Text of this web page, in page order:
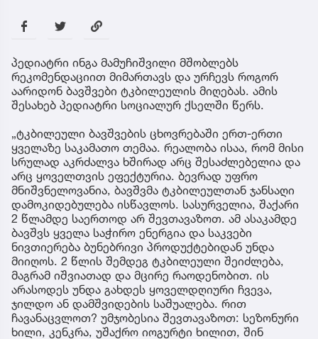
პედიატრი ინგა მამუჩიშვილი მშობლებს
რეკომენდაციით მიმართავს და ურჩევს როგორ
აარიდონ ბავშვები ტკბილეულის მიღებას. ამის
შესახებ პედიატრი სოციალურ ქსელში წერს.
„ტკბილეული ბავშვების ცხოვრებაში ერთ-ერთი
ყველაზე საკამათო თემაა. რეალობა ისაა, რომ მისი
სრულად აკრძალვა ხშირად არც შესაძლებელია და
არც ყოველთვის ეფექტურია. ბევრად უფრო
მნიშვნელოვანია, ბავშვმა ტკბილეულთან ჯანსაღი
დამოკიდებულება ისწავლოს. სასურველია, შაქარი
2 წლამდე საერთოდ არ შევთავაზოთ. ამ ასაკამდე
ბავშვს ყველა საჭირო ენერგია და საკვები
ნივთიერება ბუნებრივი პროდუქტებიდან უნდა
მიიღოს. 2 წლის შემდეგ ტკბილეული შეიძლება,
მაგრამ იშვიათად და მცირე რაოდენობით. ის
არასოდეს უნდა გახდეს ყოველდღიური ჩვევა,
ჯილდო ან დამშვიდების საშუალება. რით
ჩავანაცვლოთ? უმჯობესია შევთავაზოთ: სეზონური
ხილი, კენკრა, უშაქრო იოგურტი ხილით, შინ